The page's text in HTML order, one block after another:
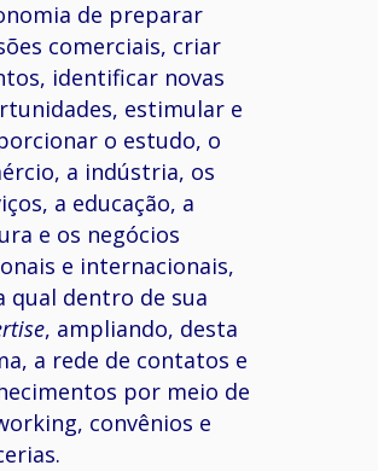
de preparar
comerciais, criar
, identificar novas
, estimular e
o estudo, o
, a indústria, os
, a educação, a
e os negócios
e internacionais,
qual dentro de sua
, ampliando, desta
, a rede de contatos e
por meio de
, convênios e
.